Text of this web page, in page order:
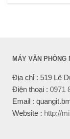
MÁY VĂN
Địa chỉ : 519 Lê
Điện thoại : 0971
Email :
Website : http://